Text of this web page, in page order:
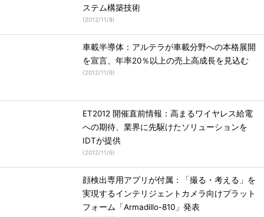
ステム構築技術
(2012/11/8)
車載半導体：アルテラが車載分野への本格展開
を宣言、年率20％以上の売上高成長を見込む
(2012/11/6)
ET2012 開催直前情報：高まるワイヤレス給電
への期待、業界に先駆けたソリューションを
IDTが提供
(2012/11/6)
顔検出専用アプリが付属：「撮る・考える」を
実現するインテリジェントカメラ向けプラット
フォーム「Armadillo-810」発表